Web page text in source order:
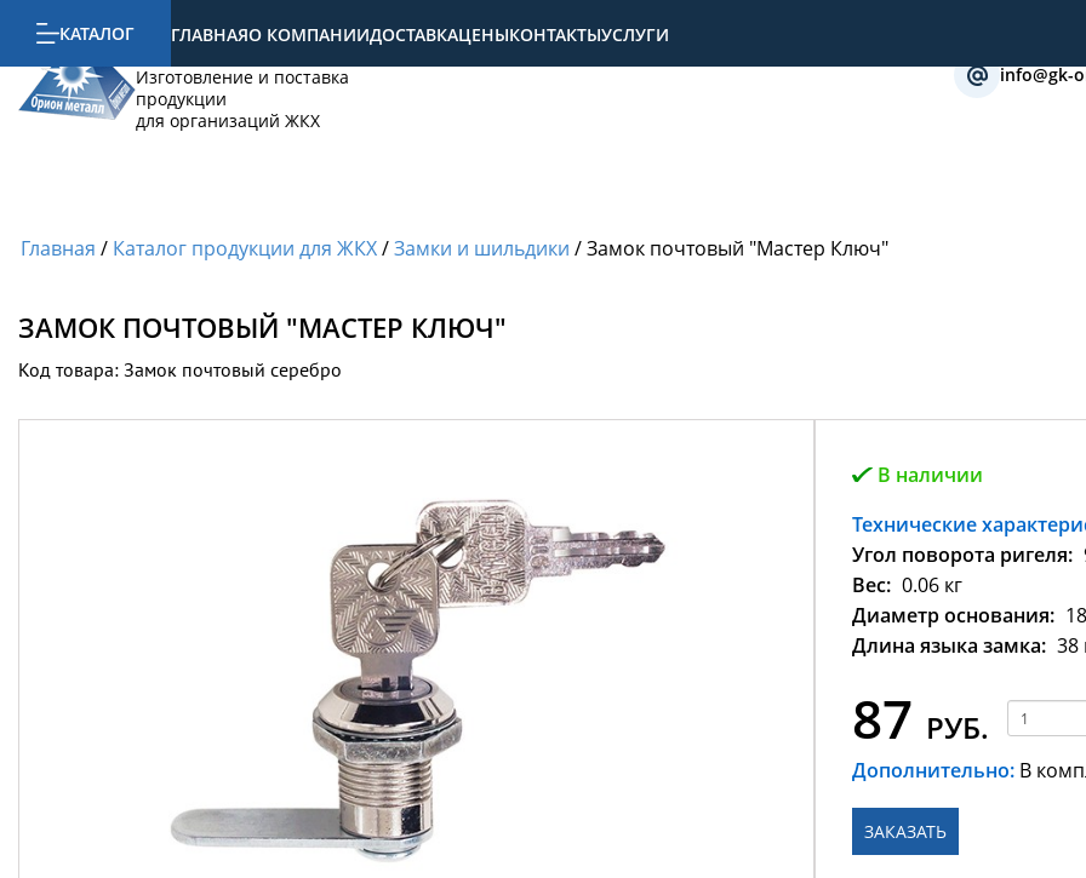
Орион металл
Изготовление и поставка
продукции
для организаций ЖКХ
info@gk-
КАТАЛОГ ГЛАВНАЯО КОМПАНИИДОСТАВКАЦЕНЫКОНТАКТЫУСЛУГИ
Главная / Каталог продукции для ЖКХ/Замки и шильдики /Замок почтовый "Мастер Ключ"
ЗАМОК ПОЧТОВЫЙ "МАСТЕР КЛЮЧ"
Код товара: Замок почтовый серебро
В наличии
Технические
Угол поворота ригеля:
Вес: 0.06 кг
Диаметр основания:
Длина языка замка: 38
87 РУБ.
Дополнительно: В
ЗАКАЗАТЬ